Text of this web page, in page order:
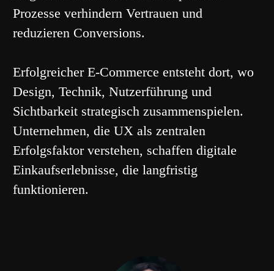
Prozesse verhindern Vertrauen und
reduzieren Conversions.
Erfolgreicher E-Commerce entsteht dort, wo
Design, Technik, Nutzerführung und
Sichtbarkeit strategisch zusammenspielen.
Unternehmen, die UX als zentralen
Erfolgsfaktor verstehen, schaffen digitale
Einkaufserlebnisse, die langfristig
funktionieren.